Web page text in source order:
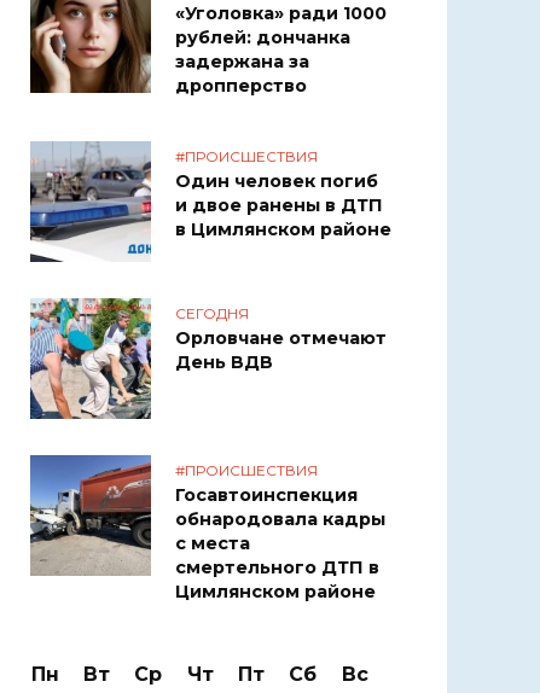
«Уголовка» ради 1000
рублей: дончанка
задержана за
дропперство
#ПРОИСШЕСТВИЯ
Один человек погиб
и двое ранены в ДТП
в Цимлянском районе
СЕГОДНЯ
Орловчане отмечают
День ВДВ
#ПРОИСШЕСТВИЯ
Госавтоинспекция
обнародовала кадры
с места
смертельного ДТП в
Цимлянском районе
Пн Вт Ср Чт Пт Сб
Вс